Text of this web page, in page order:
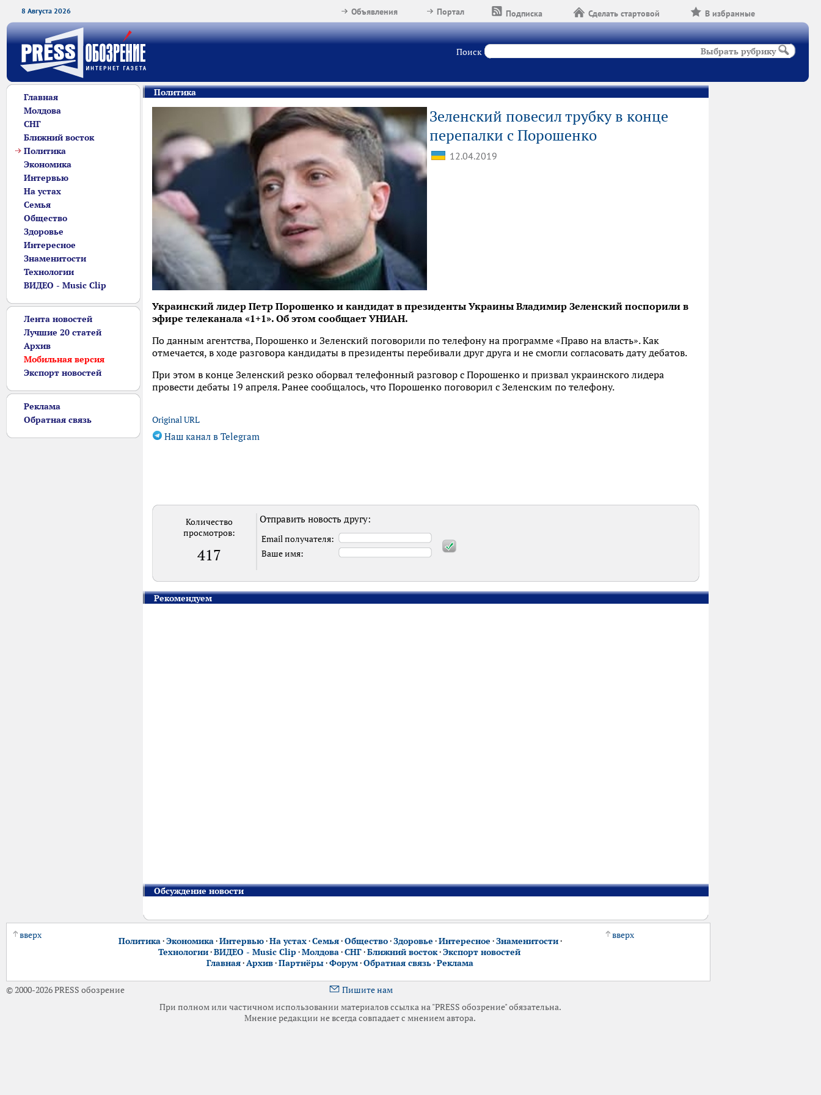
8 Августа 2026 В избранные
Сделать стартовой
Подписка
Портал
Объявления
Поиск Выбрать рубрику
Главная
Молдова
СНГ
Ближний восток
Политика
Экономика
Интервью
На устах
Семья
Общество
Здоровье
Интересное
Знаменитости
Технологии
ВИДЕО - Music Clip
Лента новостей
Лучшие 20 статей
Архив
Мобильная версия
Экспорт новостей
Реклама
Обратная связь
Политика
Зеленский повесил трубку в конце
перепалки с Порошенко
12.04.2019
Украинский лидер Петр Порошенко и кандидат в президенты Украины Владимир Зеленский поспорили в
эфире телеканала «1+1». Об этом сообщает УНИАН.
По данным агентства, Порошенко и Зеленский поговорили по телефону на программе «Право на власть». Как
отмечается, в ходе разговора кандидаты в президенты перебивали друг друга и не смогли согласовать дату дебатов.
При этом в конце Зеленский резко оборвал телефонный разговор с Порошенко и призвал украинского лидера
провести дебаты 19 апреля. Ранее сообщалось, что Порошенко поговорил с Зеленским по телефону.
Original URL
Наш канал в Telegram
Количество
просмотров:
417
Отправить новость другу:
Email получателя:
Ваше имя:
Рекомендуем
Обсуждение новости
вверх
Политика·Экономика·Интервью·На устах·Семья·Общество·Здоровье ·Интересное ·Знаменитости·
Технологии·ВИДЕО - Music Clip ·Молдова·СНГ·Ближний восток·Экспорт новостей
Главная·Архив·Партнёры·Форум·Обратная связь·Реклама
вверх
© 2000-2026 PRESS обозрение
Пишите нам
При полном или частичном использовании материалов ссылка на "PRESS обозрение" обязательна.
Мнение редакции не всегда совпадает с мнением автора.